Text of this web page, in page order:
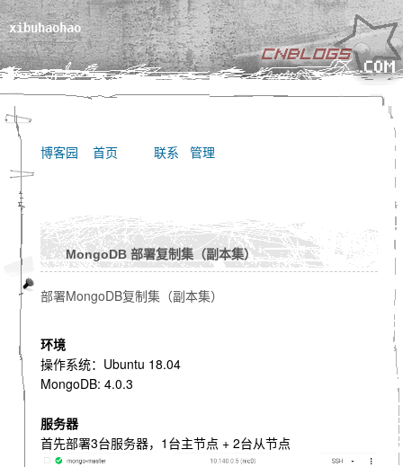
xibuhaohao
博客园 首页 联系 管理
MongoDB 部署复制集（副本集）
部署MongoDB复制集（副本集）
环境
操作系统：Ubuntu 18.04
MongoDB: 4.0.3
服务器
首先部署3台服务器，1台主节点 + 2台从节点